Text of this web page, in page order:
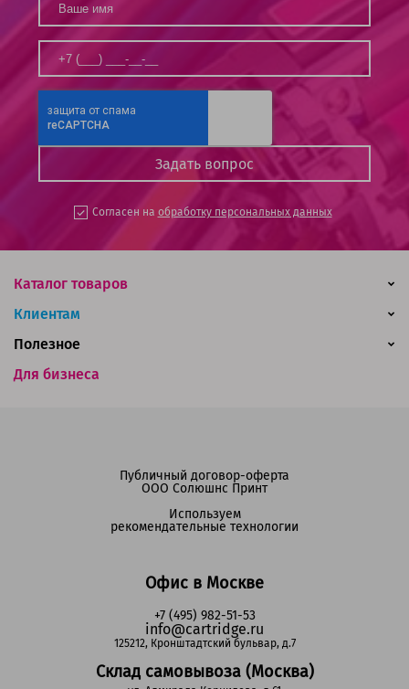
Согласен на обработку персональных данных
Каталог товаров
Клиентам
Для бизнеса
Полезное
Офис в Москве
+7 (495) 982-51-53
info@cartridge.ru
125212, Кронштадтский бульвар, д.7
Склад самовывоза (Москва)
Публичный договор-оферта
ООО Солюшнс Принт
Используем
рекомендательные технологии